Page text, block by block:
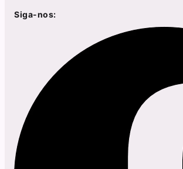
Siga-nos: